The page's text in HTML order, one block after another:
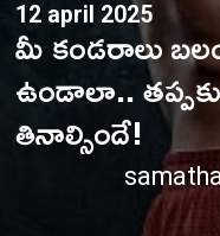
మీ కండరాలు
ఉండాలా..
తినాల్సిందే!
12 april 2025